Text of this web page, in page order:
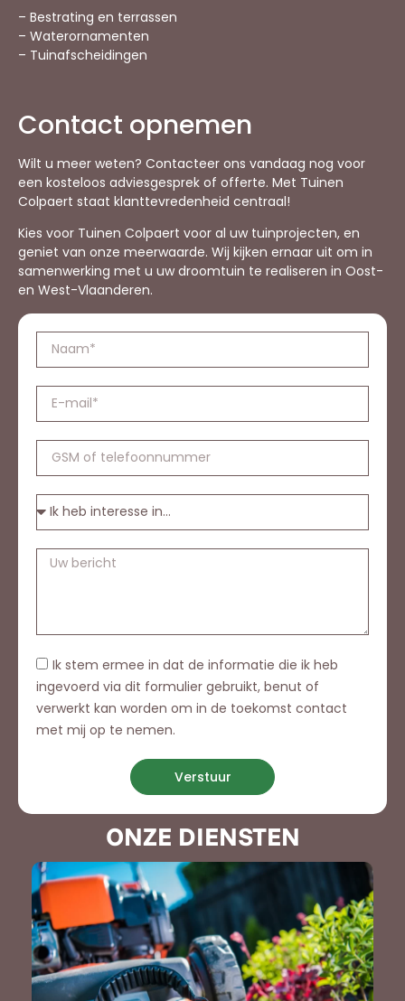
– Bestrating en terrassen
– Waterornamenten
– Tuinafscheidingen
Contact opnemen
Wilt u meer weten? Contacteer ons vandaag nog voor
een kosteloos adviesgesprek of offerte. Met Tuinen
Colpaert staat klanttevredenheid centraal!
Kies voor Tuinen Colpaert voor al uw tuinprojecten, en
geniet van onze meerwaarde. Wij kijken ernaar uit om in
samenwerking met u uw droomtuin te realiseren in Oost-
en West-Vlaanderen.
Ik stem ermee in dat de informatie die ik heb
ingevoerd via dit formulier gebruikt, benut of
verwerkt kan worden om in de toekomst contact
met mij op te nemen.
Verstuur
ONZE DIENSTEN